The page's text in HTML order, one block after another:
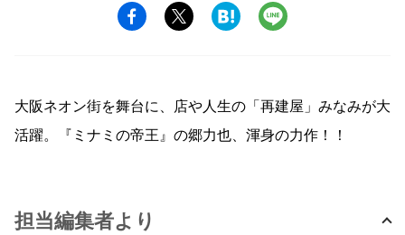
大阪ネオン街を舞台に、店や人生の「再建屋」みなみが大
活躍。『ミナミの帝王』の郷力也、渾身の力作！！
担当編集者より